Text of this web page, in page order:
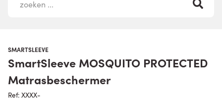
SMARTSLEEVE
SmartSleeve MOSQUITO PROTECTED
Matrasbeschermer
Ref: XXXX-